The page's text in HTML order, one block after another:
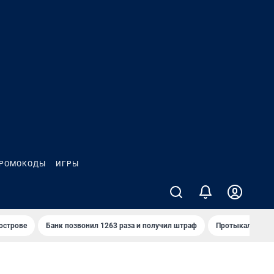
ИГРЫ
Банк позвонил 1263 раза и получил штраф Протыкал